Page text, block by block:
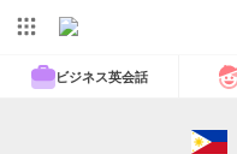
ビジネス英会話